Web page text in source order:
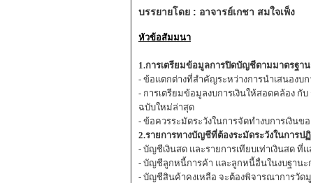
บรรยายโดย : อาจารย์เกชา สมใจเพ็ง
หัวข้อสัมมนา
1.การเตรียมข้อมูลการปิดบัญชีตามมาตรฐาน
- ข้อแตกต่างที่สำคัญระหว่างการนำเสนองบก
- การเตรียมข้อมูลงบการเงินให้สอดคล้อง
ฉบับใหม่ล่าสุด
- ข้อควรระมัดระวังในการจัดทำงบการเงิน
2.รายการทางบัญชีที่ต้องระมัดระวังในการป
- บัญชีเงินสด และรายการเทียบเท่าเงินสด ที่แ
- บัญชีลูกหนี้การค้า และลูกหนี้อื่นในงบฐานะ
- บัญชีสินค้าคงเหลือ จะต้องพิจารณาการวัด